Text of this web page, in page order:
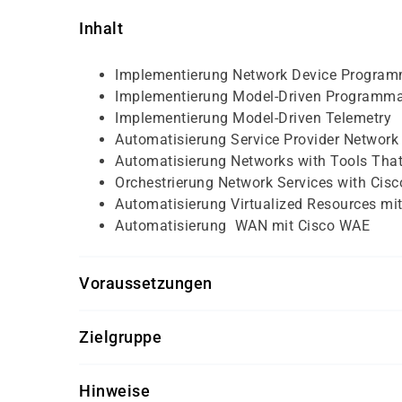
Inhalt
Implementierung Network Device
Implementierung Model-Driven
Implementierung Model-Driven Telemetry
Automatisierung Service Provider
Automatisierung Networks with Tools
Orchestrierung Network Services with
Automatisierung Virtualized Resources
Automatisierung WAN mit Cisco WAE
Voraussetzungen
CCNP-äquivalenter Wissensstand für
SP Operations Erfahrung mit Routing-,
Zielgruppe
und NOC-Personal (Network Opartion Center),
Hinweise